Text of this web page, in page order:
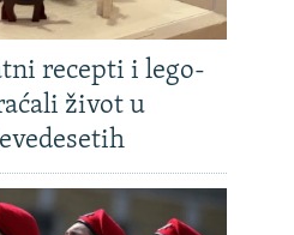
recepti i lego-
život u